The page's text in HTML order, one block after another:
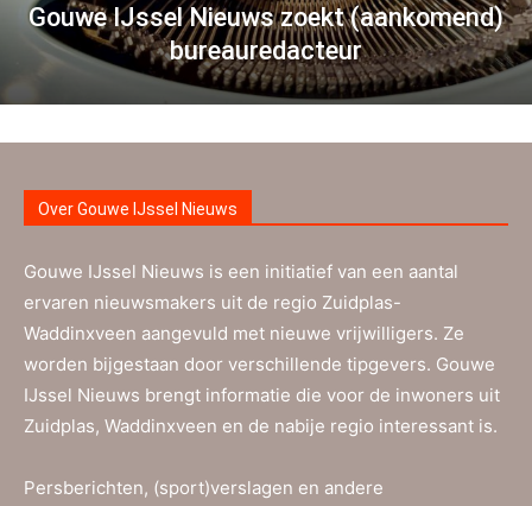
Gouwe IJssel Nieuws zoekt (aankomend)
bureauredacteur
Over Gouwe IJssel Nieuws
Gouwe IJssel Nieuws is een initiatief van een aantal
ervaren nieuwsmakers uit de regio Zuidplas-
Waddinxveen aangevuld met nieuwe vrijwilligers. Ze
worden bijgestaan door verschillende tipgevers. Gouwe
IJssel Nieuws brengt informatie die voor de inwoners uit
Zuidplas, Waddinxveen en de nabije regio interessant is.
Persberichten, (sport)verslagen en andere